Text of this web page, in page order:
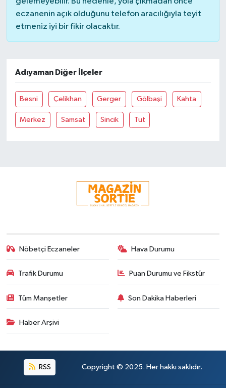
eczanenin açık olduğunu telefon aracılığıyla teyit
etmeniz iyi bir fikir olacaktır.
Adıyaman Diğer İlçeler
Besni Çelikhan Gerger Gölbaşi Kahta
Merkez Samsat Sincik Tut
Nöbetçi Eczaneler Hava Durumu
Trafik Durumu Puan Durumu ve Fikstür
Tüm Manşetler Son Dakika Haberleri
Haber Arşivi
RSS Copyright © 2025. Her hakkı saklıdır.